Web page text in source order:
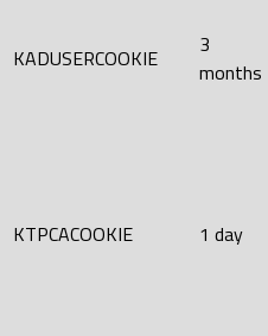
KADUSERCOOKIE
3
months
KTPCACOOKIE 1 day